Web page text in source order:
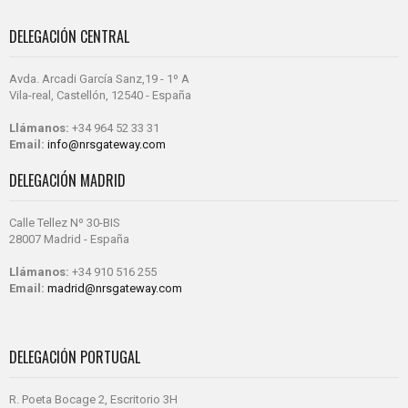
DELEGACIÓN CENTRAL
Avda. Arcadi García Sanz,19 - 1º A
Vila-real, Castellón, 12540 - España
Llámanos: +34 964 52 33 31
Email: info@nrsgateway.com
DELEGACIÓN MADRID
Calle Tellez Nº 30-BIS
28007 Madrid - España
Llámanos: +34 910 516 255
Email: madrid@nrsgateway.com
DELEGACIÓN PORTUGAL
R. Poeta Bocage 2, Escritorio 3H